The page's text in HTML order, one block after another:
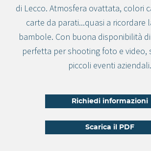
di Lecco. Atmosfera ovattata, colori
carte da parati...quasi a ricordare
bambole. Con buona disponibilità
perfetta per shooting foto e video,
piccoli eventi aziendali.
Richiedi informazioni
Scarica il PDF